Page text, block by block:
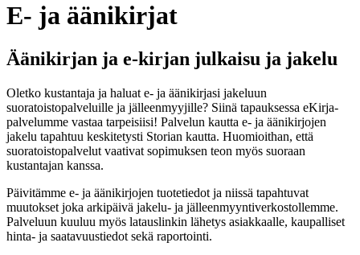
E- ja äänikirjat
Äänikirjan ja e-kirjan julkaisu ja jakelu
Oletko kustantaja ja haluat e- ja äänikirjasi jakeluun
suoratoistopalveluille ja jälleenmyyjille? Siinä tapauksessa eKirja-
palvelumme vastaa tarpeisiisi! Palvelun kautta e- ja äänikirjojen
jakelu tapahtuu keskitetysti Storian kautta. Huomioithan, että
suoratoistopalvelut vaativat sopimuksen teon myös suoraan
kustantajan kanssa.
Päivitämme e- ja äänikirjojen tuotetiedot ja niissä tapahtuvat
muutokset joka arkipäivä jakelu- ja jälleenmyyntiverkostollemme.
Palveluun kuuluu myös latauslinkin lähetys asiakkaalle, kaupalliset
hinta- ja saatavuustiedot sekä raportointi.